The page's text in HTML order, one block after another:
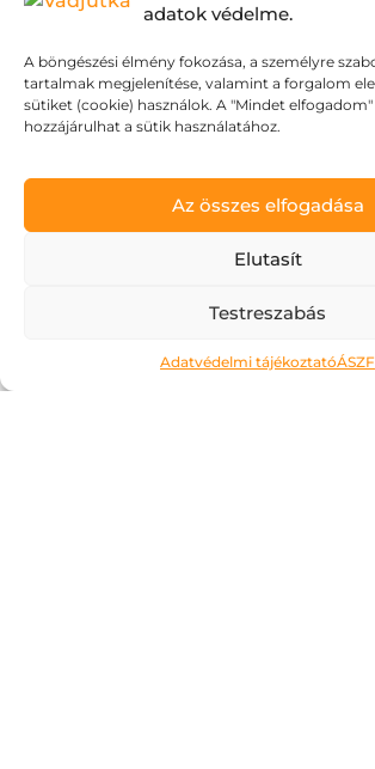
adatok védelme.
A böngészési élmény fokozása, a személyre
tartalmak megjelenítése, valamint a forgalom
sütiket (cookie) használok. A "Mindet
hozzájárulhat a sütik használatához.
Az összes elfogadása
Elutasít
Testreszabás
Adatvédelmi tájékoztatóÁSZF